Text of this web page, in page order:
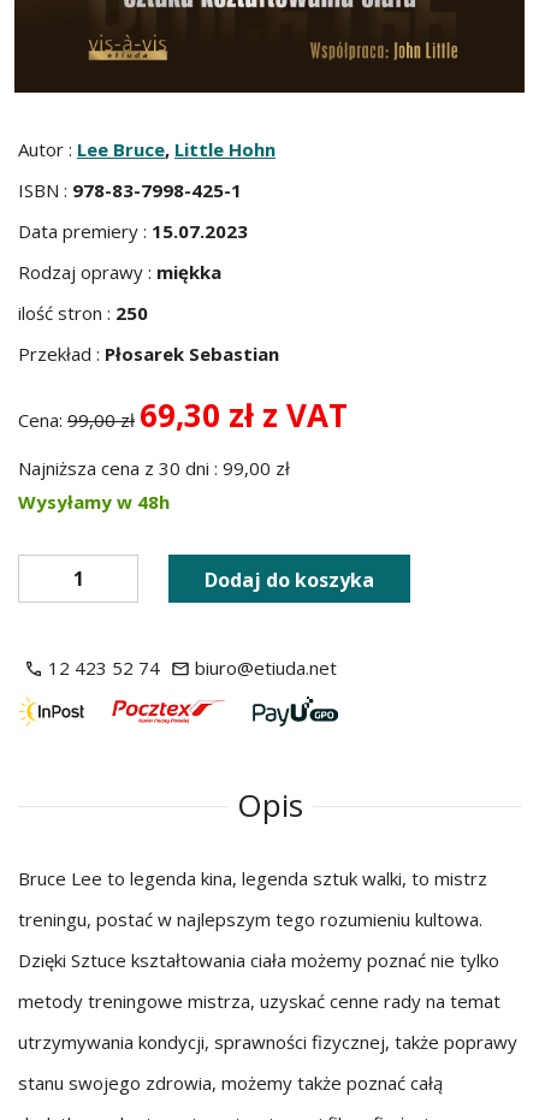
Autor : Lee Bruce, Little Hohn
ISBN : 978-83-7998-425-1
Data premiery : 15.07.2023
Rodzaj oprawy : miękka
ilość stron : 250
Przekład : Płosarek Sebastian
Cena: 99,00 zł 69,30 zł z VAT
Najniższa cena z 30 dni : 99,00 zł
Wysyłamy w 48h
Dodaj do koszyka
12 423 52 74 biuro@etiuda.net
Opis
Bruce Lee to legenda kina, legenda sztuk walki, to mistrz
treningu, postać w najlepszym tego rozumieniu kultowa.
Dzięki Sztuce kształtowania ciała możemy poznać nie tylko
metody treningowe mistrza, uzyskać cenne rady na temat
utrzymywania kondycji, sprawności fizycznej, także poprawy
stanu swojego zdrowia, możemy także poznać całą